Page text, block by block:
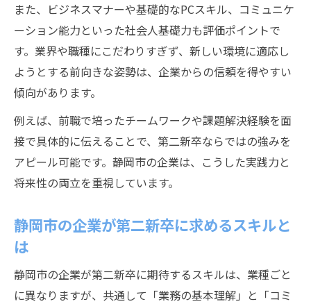
第二新卒 いつまでに動くべきかの判断基準
静岡市で第二新卒が失敗しない転職準備法
第二新卒として再スタートする方法と流れ
静岡でホワイト企業を目指す転職成功法
第二新卒が静岡市でホワイト企業を探すコ
ツ
静岡県の隠れ優良企業と第二新卒の関係性
静岡市で注目されるホワイト企業の見極め
第二新卒として働きやすい職場の条件とは
また、ビジネスマナーや基礎的なPCスキル、コミュニケ
ーション能力といった社会人基礎力も評価ポイントで
す。業界や職種にこだわりすぎず、新しい環境に適応し
ようとする前向きな姿勢は、企業からの信頼を得やすい
傾向があります。
例えば、前職で培ったチームワークや課題解決経験を面
接で具体的に伝えることで、第二新卒ならではの強みを
アピール可能です。静岡市の企業は、こうした実践力と
将来性の両立を重視しています。
静岡市の企業が第二新卒に求めるスキルと
は
静岡市の企業が第二新卒に期待するスキルは、業種ごと
に異なりますが、共通して「業務の基本理解」と「コミ